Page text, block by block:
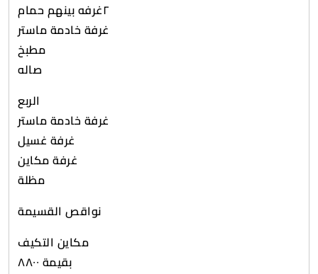
٢غرفه بينهم حمام
غرفة خادمة ماستر
مطبخ
صاله
الربع
غرفة خادمة ماستر
غرفة غسيل
غرفة مكاين
مظلة
نواقص القسيمة
مكاين التكيف
بقيمة ٨٨٠٠